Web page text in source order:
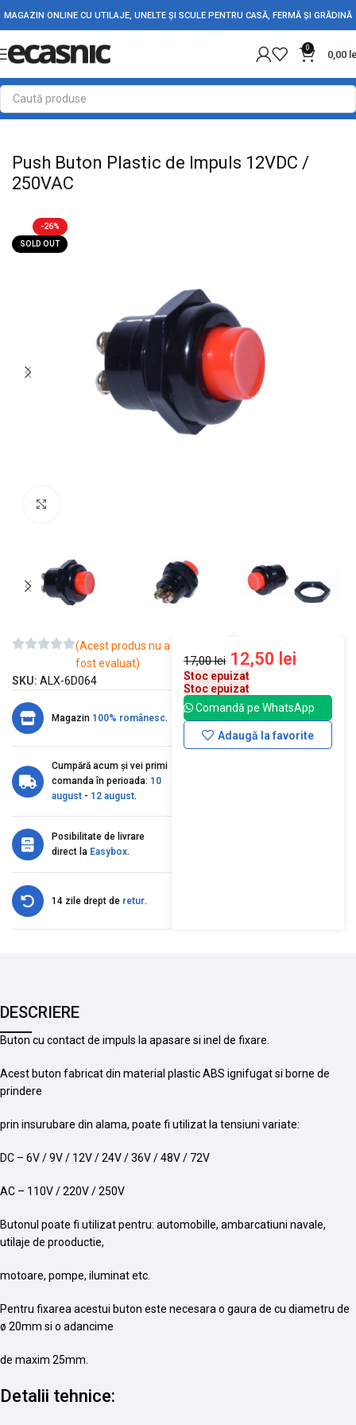
MAGAZIN ONLINE CU UTILAJE, UNELTE ȘI SCULE PENTRU CASĂ, FERMĂ ȘI GRĂDINĂ
0
0,00
Prima pagină Electrice Intrerupatoare - Butoane
Push Buton Plastic de Impuls 12VDC /
250VAC
-26%
SOLD OUT
(Acest produs nu a
fost evaluat)
SKU: ALX-6D064
Magazin 100% românesc.
Cumpără acum și vei primi
comanda în perioada: 10
august - 12 august.
Posibilitate de livrare
direct la Easybox.
14 zile drept de retur.
17,00lei 12,50 lei
Stoc epuizat
Stoc epuizat
Comandă pe WhatsApp
Adaugă la favorite
DESCRIERE
Buton cu contact de impuls la apasare si inel de fixare.
Acest buton fabricat din material plastic ABS ignifugat si borne de
prindere
prin insurubare din alama, poate fi utilizat la tensiuni variate:
DC – 6V / 9V / 12V / 24V / 36V / 48V / 72V
AC – 110V / 220V / 250V
Butonul poate fi utilizat pentru: automobille, ambarcatiuni navale,
utilaje de prooductie,
motoare, pompe, iluminat etc.
Pentru fixarea acestui buton este necesara o gaura de cu diametru de
ø 20mm si o adancime
de maxim 25mm.
Detalii tehnice: